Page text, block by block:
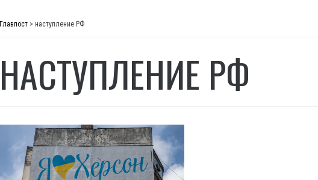
Главпост > наступление РФ
НАСТУПЛЕНИЕ РФ